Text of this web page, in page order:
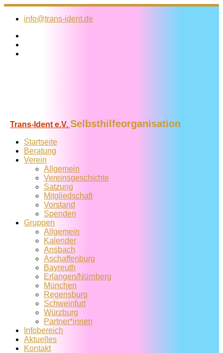
Zum
Inhalt
info@trans-ident.de
Trans-Ident e.V. Selbsthilfeorganisation
Startseite
Beratung
Verein
Allgemein
Vereins­geschichte
Satzung
Mitglied­schaft
Vorstand
Spenden
Gruppen
Allgemein
Kalender
Ansbach
Aschaffenburg
Bayreuth
Erlangen/Nürnberg
München
Regensburg
Schweinfurt
Würzburg
Partner*innen
Infobereich
Aktuelles
Kontakt